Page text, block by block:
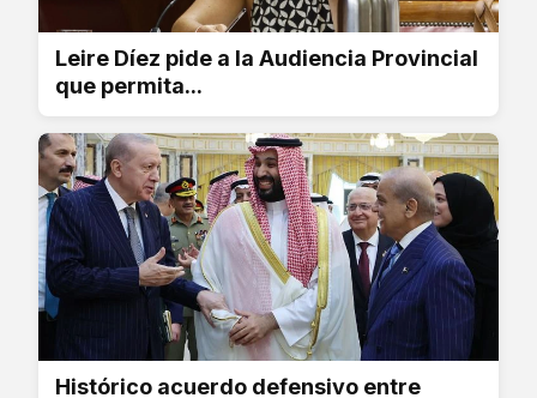
Leire Díez pide a la Audiencia Provincial
que permita...
Histórico acuerdo defensivo entre